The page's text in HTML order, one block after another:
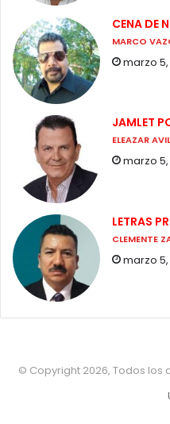
CENA DE
MARCO
marzo
JAMLET
ELEAZAR
marzo
LETRAS
CLEMENTE
marzo
© Copyright 2026, Todos